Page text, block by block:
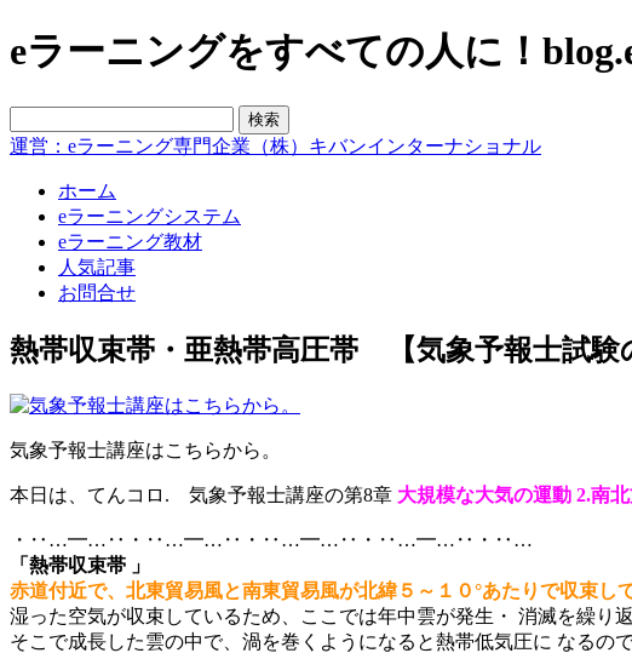
eラーニングをすべての人に！
運営：eラーニング専門企業（株）キバンインターナショナル
ホーム
eラーニングシステム
eラーニング教材
人気記事
お問合せ
熱帯収束帯・亜熱帯高圧帯 【気象予報士試験
気象予報士講座はこちらから。
本日は、てんコロ. 気象予報士講座の第8章 大規模な大気の運動 2.南
・‥…━…‥・‥…━…‥・‥…━…‥・‥…━…‥・‥…
「熱帯収束帯 」
赤道付近で、北東貿易風と南東貿易風が北緯５～１０°あたりで収束し
湿った空気が収束しているため、ここでは年中雲が発生・ 消滅を繰り返
そこで成長した雲の中で、渦を巻くようになると熱帯低気圧に なるので